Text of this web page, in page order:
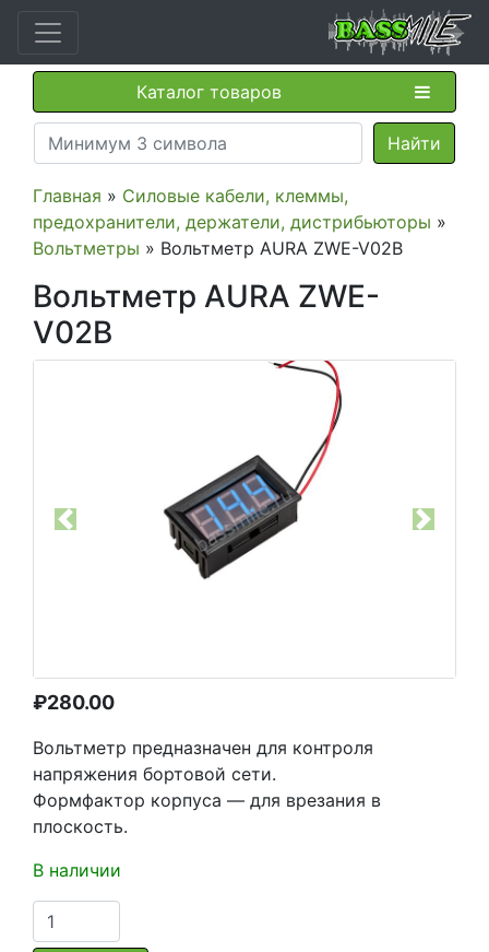
Каталог товаров
Главная » Силовые кабели, клеммы,
предохранители, держатели, дистрибьюторы »
Вольтметры » Вольтметр AURA ZWE-V02B
Вольтметр AURA ZWE-
V02B
Previous Next
₽280.00
Вольтметр предназначен для контроля
напряжения бортовой сети.
Формфактор корпуса — для врезания в
плоскость.
В наличии
Количество
товара